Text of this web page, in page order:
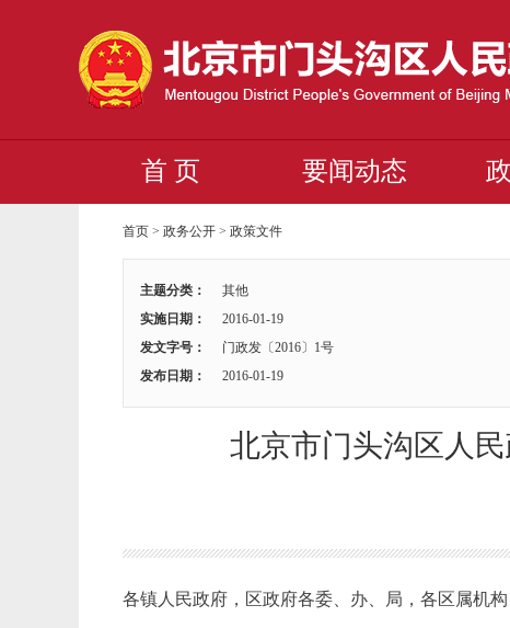
首 页 要闻动态
首页 >政务公开 >政策文件
主题分类： 其他
实施日期：
2016-01-19
发文字号：
门政发〔2016〕1号
发布日期：
2016-01-19
北京市门头沟区人
各镇人民政府，区政府各委、办、局，各区属机构